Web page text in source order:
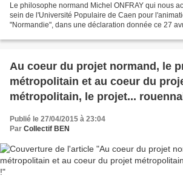
Le philosophe normand Michel ONFRAY qui nous
sein de l'Université Populaire de Caen pour
"Normandie", dans une déclaration donnée ce 27
Au coeur du projet normand, le
métropolitain et au coeur du
métropolitain, le projet...
Publié le 27/04/2015 à 23:04
Par Collectif BEN